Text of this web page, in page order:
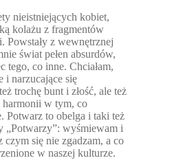
nieistniejących kobiet,
kolażu z fragmentów
Powstały z wewnętrznej
świat pełen absurdów,
tego, co inne. Chciałam,
i narzucające się
trochę bunt i złość, ale też
harmonii w tym, co
Potwarz to obelga i taki też
„Potwarzy”: wyśmiewam i
czym się nie zgadzam, a co
w naszej kulturze.